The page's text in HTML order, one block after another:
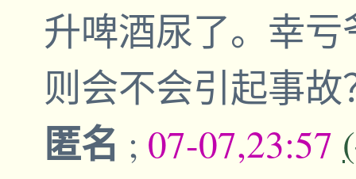
升啤酒尿了。幸
则会不会引起事
匿名 ; 07-07,23:57